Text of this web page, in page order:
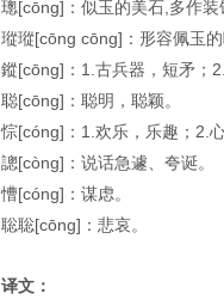
璁[cōng]：似玉的美石,多作装
瑽瑽[cōng cōng]：形容佩玉的
鏦[cōng]：1.古兵器，短矛；
聪[cōng]：聪明，聪颖。
悰[cóng]：1.欢乐，乐趣；2.心
謥[còng]：说话急遽、夸诞。
慒[cóng]：谋虑。
聡聡[cōng]：悲哀。
译文：